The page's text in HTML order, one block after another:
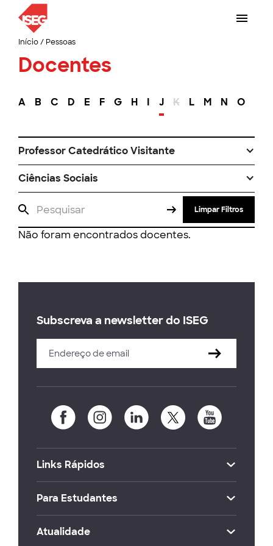
Início/ Pessoas
Docentes
A B C D E F G H I J K L M N O
Professor Catedrático Visitante
Ciências Sociais
Limpar Filtros
Não foram encontrados docentes.
Subscreva a newsletter do ISEG
Links Rápidos
Para Estudantes
Atualidade